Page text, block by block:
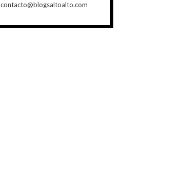
contacto@blogsaltoalto.com